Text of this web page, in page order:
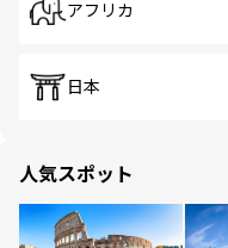
アフリカ
日本
人気スポット